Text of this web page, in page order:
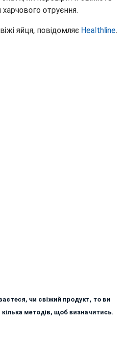
отруєння.
яйця, повідомляє Healthline.
чи свіжий продукт, то ви
методів, щоб визначитись.